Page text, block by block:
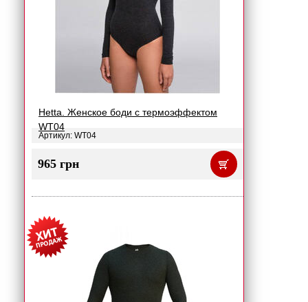
Hetta. Женское боди с термоэффектом
WT04
Артикул: WT04
965 грн